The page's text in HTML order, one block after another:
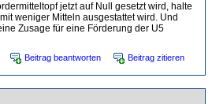
jetzt auf Null gesetzt wird, halte
weniger Mitteln ausgestattet wird. Und
Zusage für eine Förderung der U5
Beitrag beantworten Beitrag zitieren